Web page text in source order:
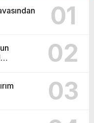
01
02
03